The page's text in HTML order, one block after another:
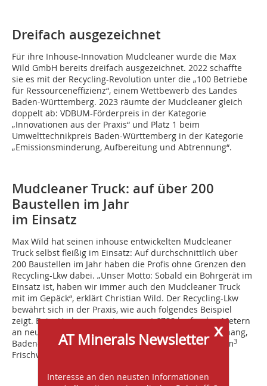
Dreifach ausgezeichnet
Für ihre Inhouse-Innovation Mudcleaner wurde die Max
Wild GmbH bereits dreifach ausgezeichnet. 2022 schaffte
sie es mit der Recycling-Revolution unter die „100 Betriebe
für Ressourceneffizienz“, einem Wettbewerb des Landes
Baden-Württemberg. 2023 räumte der Mudcleaner gleich
doppelt ab: VDBUM-Förderpreis in der Kategorie
„Innovationen aus der Praxis“ und Platz 1 beim
Umwelttechnikpreis Baden-Württemberg in der Kategorie
„Emissionsminderung, Aufbereitung und Abtrennung“.
Mudcleaner Truck: auf über 200
Baustellen im Jahr
im Einsatz
Max Wild hat seinen inhouse entwickelten Mudcleaner
Truck selbst fleißig im Einsatz: Auf durchschnittlich über
200 Baustellen im Jahr haben die Profis ohne Grenzen den
Recycling-Lkw dabei. „Unser Motto: Sobald ein Bohrgerät im
Einsatz ist, haben wir immer auch den Mudcleaner Truck
mit im Gepäck“, erklärt Christian Wild. Der Recycling-Lkw
bewährt sich in der Praxis, wie auch folgendes Beispiel
zeigt. Beim Verlegen von insgesamt 6700 laufenden Metern
an neuen Wasserleitungen auf einer Baustelle in Tettnang,
Baden-Württemberg, hat der Mudcleaner Truck 2600 m3
Frischwasser und knapp 35 t Bentonit eingespart.
x
AT Minerals Newsletter
Interesse an den neusten Informationen